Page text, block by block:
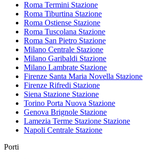
Roma Termini Stazione
Roma Tiburtina Stazione
Roma Ostiense Stazione
Roma Tuscolana Stazione
Roma San Pietro Stazione
Milano Centrale Stazione
Milano Garibaldi Stazione
Milano Lambrate Stazione
Firenze Santa Maria Novella Stazione
Firenze Rifredi Stazione
Siena Stazione Stazione
Torino Porta Nuova Stazione
Genova Brignole Stazione
Lamezia Terme Stazione Stazione
Napoli Centrale Stazione
Porti